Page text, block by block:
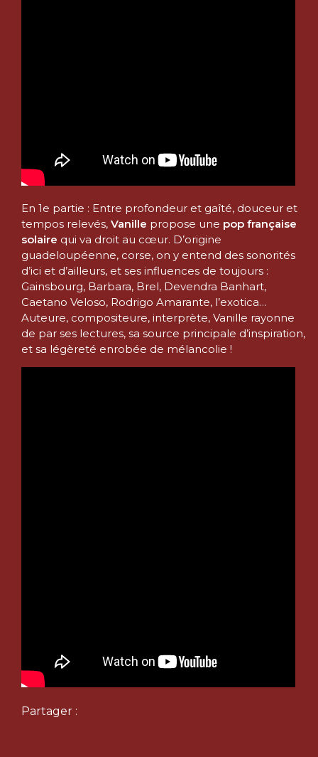
En 1e partie : Entre profondeur et gaîté, douceur et
tempos relevés, Vanille propose une pop française
solaire qui va droit au cœur. D’origine
guadeloupéenne, corse, on y entend des sonorités
d’ici et d’ailleurs, et ses influences de toujours :
Gainsbourg, Barbara, Brel, Devendra Banhart,
Caetano Veloso, Rodrigo Amarante, l’exotica…
Auteure, compositeure, interprète, Vanille rayonne
de par ses lectures, sa source principale d’inspiration,
et sa légèreté enrobée de mélancolie !
Partager :